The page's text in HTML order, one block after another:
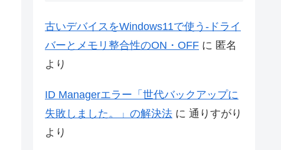
古いデバイスをWindows11で使う-ドライ
バーとメモリ整合性のON・OFF に 匿名
より
ID Managerエラー「世代バックアップに
失敗しました。」の解決法 に 通りすがり
より